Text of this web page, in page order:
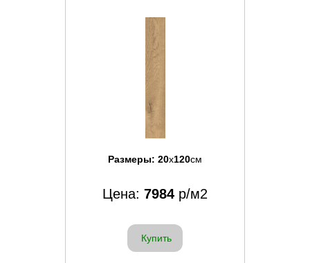
Размеры: 20x120см
Цена: 7984 р/м2
Купить